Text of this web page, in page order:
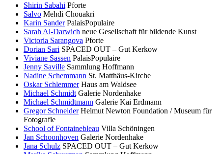
Shirin Sabahi Pforte
Salvo Mehdi Chouakri
Karin Sander PalaisPopulaire
Sarah Al-Darwich neue Gesellschaft für bildende Kunst
Victoria Sarangova Pforte
Dorian Sari SPACED OUT – Gut Kerkow
Viviane Sassen PalaisPopulaire
Jenny Saville Sammlung Hoffmann
Nadine Schemmann St. Matthäus-Kirche
Oskar Schlemmer Haus am Waldsee
Michael Schmidt Galerie Nordenhake
Michael Schmidtmann Galerie Kai Erdmann
Gregor Schneider Helmut Newton Foundation / Museum für
Fotografie
School of Fontainebleau Villa Schöningen
Jan Schoonhoven Galerie Nordenhake
Jana Schulz SPACED OUT – Gut Kerkow